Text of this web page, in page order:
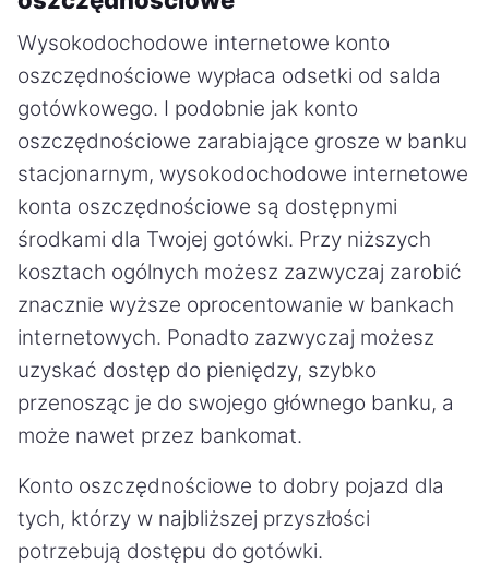
Wysokodochodowe internetowe konto
oszczędnościowe wypłaca odsetki od salda
gotówkowego. I podobnie jak konto
oszczędnościowe zarabiające grosze w banku
stacjonarnym, wysokodochodowe internetowe
konta oszczędnościowe są dostępnymi
środkami dla Twojej gotówki. Przy niższych
kosztach ogólnych możesz zazwyczaj zarobić
znacznie wyższe oprocentowanie w bankach
internetowych. Ponadto zazwyczaj możesz
uzyskać dostęp do pieniędzy, szybko
przenosząc je do swojego głównego banku, a
może nawet przez bankomat.
Konto oszczędnościowe to dobry pojazd dla
tych, którzy w najbliższej przyszłości
potrzebują dostępu do gotówki.